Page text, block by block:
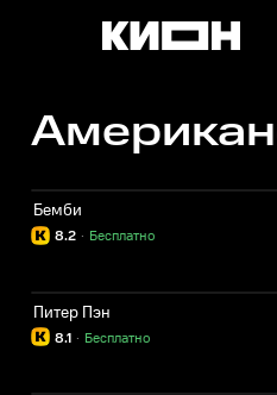
Бемби
8.2 Бесплатно
·
Питер Пэн
8.1 Бесплатно
·